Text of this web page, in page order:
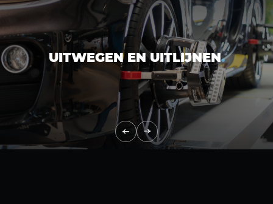
UITWEGEN EN UITLIJNEN.